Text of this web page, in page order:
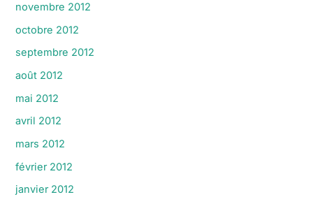
novembre 2012
octobre 2012
septembre 2012
août 2012
mai 2012
avril 2012
mars 2012
février 2012
janvier 2012